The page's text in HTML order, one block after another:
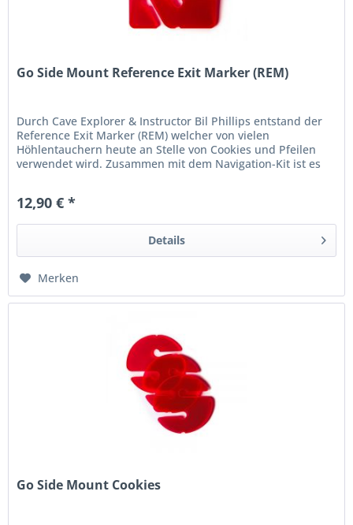
Go Side Mount Reference Exit Marker (REM)
Durch Cave Explorer & Instructor Bil Phillips entstand der
Reference Exit Marker (REM) welcher von vielen
Höhlentauchern heute an Stelle von Cookies und Pfeilen
verwendet wird. Zusammen mit dem Navigation-Kit ist es
12,90 € *
Details
Merken
Go Side Mount Cookies